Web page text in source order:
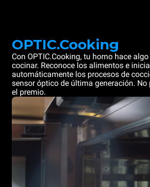
OPTIC.Cooking
Con OPTIC.Cooking, tu horno hace
cocinar. Reconoce los alimentos e inicia
automáticamente los procesos de
sensor óptico de última generación. No
el premio.